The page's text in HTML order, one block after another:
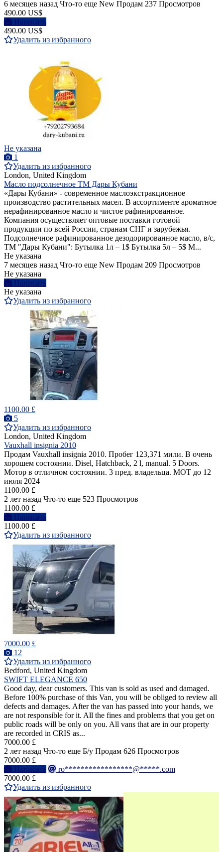
6 месяцев назад Что-то еще New Продам 237 Просмотров
490.00 US$
Написать
490.00 US$
Удалить из избранного
Не указана
1
Удалить из избранного
London, United Kingdom
Масло подсолнечное ТМ Дары Кубани
«Дары Кубани» - современное маслоэкстракционное
производство растительных масел. В ассортименте ароматное
нерафинированное масло и чистое рафинированное.
Компания осуществляет оптовые поставки готовой
продукции по всей России, странам СНГ и зарубежья.
Подсолнечное рафинированное дезодорированное масло, в/с,
ТМ "Дары Кубани": Бутылка 1л – 1$ Бутылка 5л – 5$ М...
Не указана
7 месяцев назад Что-то еще New Продам 209 Просмотров
Не указана
Написать
Не указана
Удалить из избранного
1100.00 £
5
Удалить из избранного
London, United Kingdom
Vauxhall insignia 2010
Продам Vauxhall insignia 2010. Пробег 123,371 мили. В очень
хорошем состоянии. Disel, Hatchback, 2 l, manual. 5 Doors.
Мотор в отличном состоянии. 3 пред. владельца. MOT до 12
июля 2024
1100.00 £
2 лет назад Что-то еще 523 Просмотров
1100.00 £
Написать
1100.00 £
Удалить из избранного
7000.00 £
12
Удалить из избранного
Bedford, United Kingdom
SWIFT ELEGANCE 650
Good day, dear customers. This van is sold as used and damaged.
Before 100% purchase of this Van, you will be obliged to review all
defects and damages. After the van has passed into your hands, we
are not responsible for it. All the fines and problems that you get on
public roads will be only on you. All vans that are in our property
are recorded in CRIS as...
7000.00 £
2 лет назад Что-то еще Б/у Продам 626 Просмотров
7000.00 £
Написать
ro*****************@*****.com
7000.00 £
Удалить из избранного